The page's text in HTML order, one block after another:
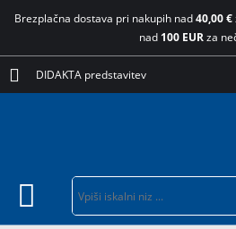
Brezplačna dostava pri nakupih nad40,00 €
nad 100 EURza
DIDAKTA predstavitev